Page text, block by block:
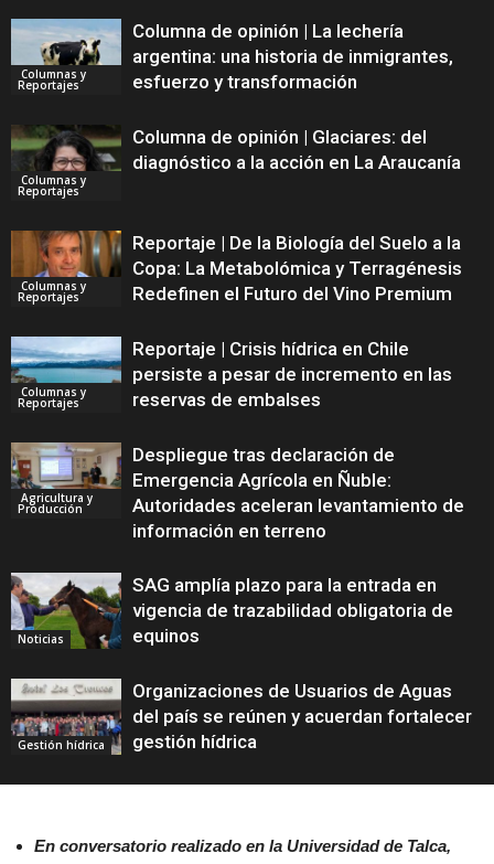
Columnas y
Reportajes
Columna de opinión | La lechería
argentina: una historia de inmigrantes,
esfuerzo y transformación
Columnas y
Reportajes
Columna de opinión | Glaciares: del
diagnóstico a la acción en La Araucanía
Columnas y
Reportajes
Reportaje | De la Biología del Suelo a la
Copa: La Metabolómica y Terragénesis
Redefinen el Futuro del Vino Premium
Columnas y
Reportajes
Reportaje | Crisis hídrica en Chile
persiste a pesar de incremento en las
reservas de embalses
Agricultura y
Producción
Despliegue tras declaración de
Emergencia Agrícola en Ñuble:
Autoridades aceleran levantamiento de
información en terreno
Noticias
SAG amplía plazo para la entrada en
vigencia de trazabilidad obligatoria de
equinos
Gestión hídrica
Organizaciones de Usuarios de Aguas
del país se reúnen y acuerdan fortalecer
gestión hídrica
En conversatorio realizado en la Universidad de Talca,